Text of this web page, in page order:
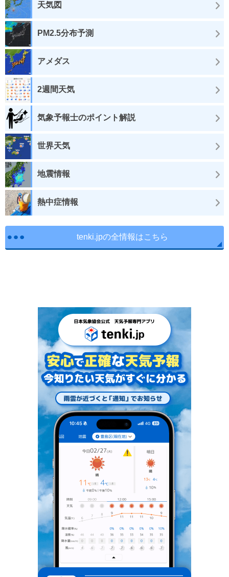
天気図
PM2.5分布予測
アメダス
2週間天気
気象予報士のポイント解説
世界天気
地震情報
熱中症情報
tenki.jpの全情報はこちら